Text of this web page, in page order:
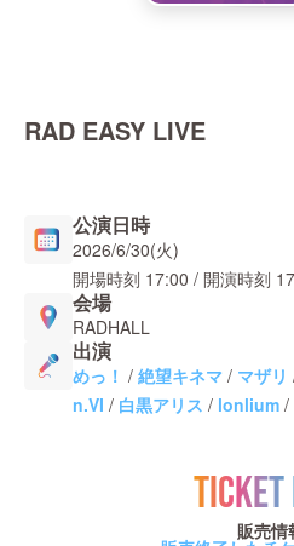
RAD EASY LIVE
公演日時
2026/6/30(火)
開場時刻 17:00 / 開演時刻
会場
RADHALL
出演
めっ！ / 絶望キネマ / マザリ
n.VI / 白黒アリス / lonlium /
TICKET
販売情